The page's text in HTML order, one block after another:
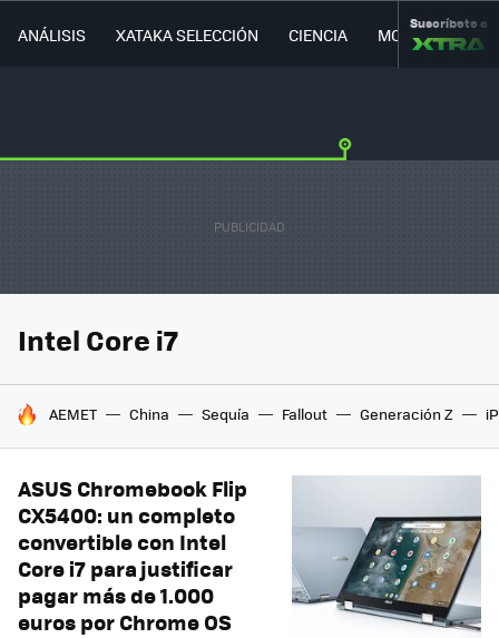
ANÁLISIS XATAKA SELECCIÓN CIENCIA MOVILIDAD
Suscríbete a
Intel Core i7
HOY SE HABLA DE
AEMET China Sequía Fallout Generación Z
ASUS Chromebook Flip
CX5400: un completo
convertible con Intel
Core i7 para justificar
pagar más de 1.000
euros por Chrome OS